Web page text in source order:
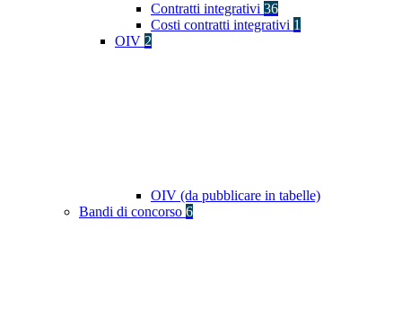
Contratti integrativi 36
Costi contratti integrativi 1
OIV 2
OIV (da pubblicare in tabelle)
Bandi di concorso 6